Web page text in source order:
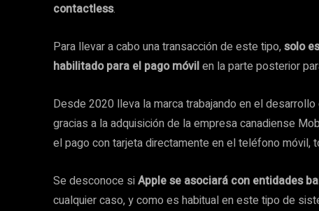
contactless.
Para llevar a cabo una transacción de este tipo,solo
habilitado para el pago móvilen la parte posterior
Desde 2020 lleva la marca trabajando en el
gracias a la adquisición de la empresa canadiense
el pago con tarjeta directamente en el teléfono móvil,
Se desconoce siApple se asociará con entidades
cualquier caso, y como es habitual en este tipo de